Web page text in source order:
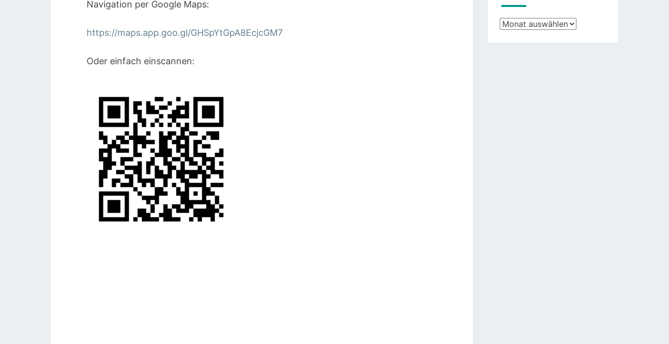
Navigation per Google Maps:
https://maps.app.goo.gl/GHSpYtGpA8EcjcGM7
Oder einfach einscannen:
Archiv